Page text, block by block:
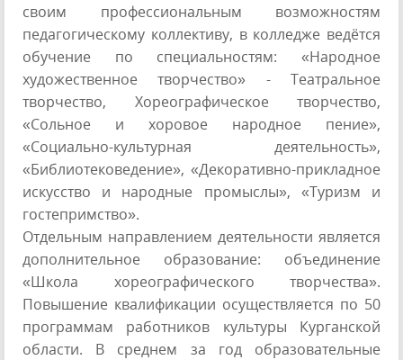
своим профессиональным возможностям
педагогическому коллективу, в колледже ведётся
обучение по специальностям: «Народное
художественное творчество» - Театральное
творчество, Хореографическое творчество,
«Сольное и хоровое народное пение»,
«Социально-культурная деятельность»,
«Библиотековедение», «Декоративно-прикладное
искусство и народные промыслы», «Туризм и
гостепримство».
Отдельным направлением деятельности является
дополнительное образование: объединение
«Школа хореографического творчества».
Повышение квалификации осуществляется по 50
программам работников культуры Курганской
области. В среднем за год образовательные